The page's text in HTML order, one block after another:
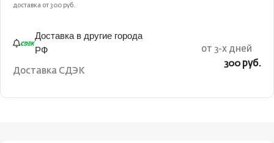
доставка от 300 руб.
Доставка в другие города
РФ
Доставка СДЭК
от 3-х дней
300 руб.